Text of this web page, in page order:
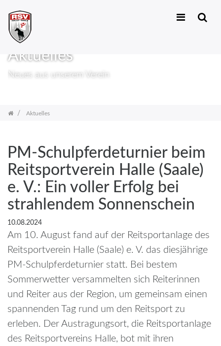
Zum
springen
Aktuelles
Neues aus unserem Verein
Aktuelles
PM-Schulpferdeturnier beim
Reitsportverein Halle (Saale)
e. V.: Ein voller Erfolg bei
strahlendem Sonnenschein
10.08.2024
Am 10. August fand auf der Reitsportanlage des
Reitsportverein Halle (Saale) e. V. das diesjährige
PM-Schulpferdeturnier statt. Bei bestem
Sommerwetter versammelten sich Reiterinnen
und Reiter aus der Region, um gemeinsam einen
spannenden Tag rund um den Reitsport zu
erleben. Der Austragungsort, die Reitsportanlage
des Reitsportvereins Halle, bot mit ihren